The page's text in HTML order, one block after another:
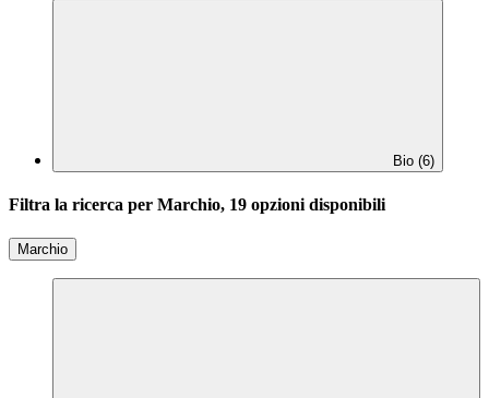
Bio (6)
Filtra la ricerca per Marchio, 19 opzioni disponibili
Marchio